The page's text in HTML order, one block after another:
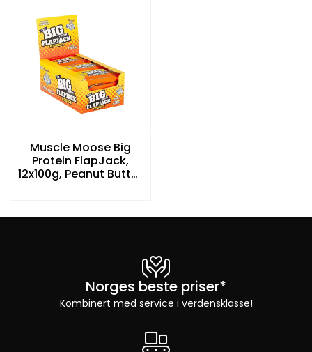
Muscle Moose Big
Protein FlapJack,
12x100g, Peanut Butter
Norges beste priser*
Kombinert med service i verdensklasse!